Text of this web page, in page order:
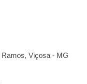
Ramos, Viçosa - MG